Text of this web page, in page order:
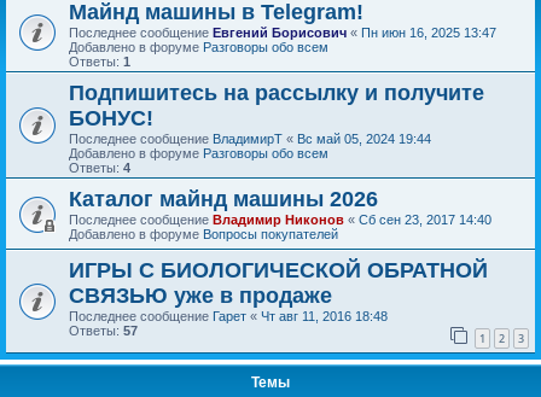
Майнд машины в Telegram!
Последнее сообщение Евгений Борисович « Пн июн 16, 2025 13:47
Добавлено в форуме Разговоры обо всем
Ответы: 1
Подпишитесь на рассылку и получите
БОНУС!
Последнее сообщение ВладимирТ « Вс май 05, 2024 19:44
Добавлено в форуме Разговоры обо всем
Ответы: 4
Каталог майнд машины 2026
Последнее сообщение Владимир Никонов « Сб сен 23, 2017 14:40
Добавлено в форуме Вопросы покупателей
ИГРЫ С БИОЛОГИЧЕСКОЙ ОБРАТНОЙ
СВЯЗЬЮ уже в продаже
Последнее сообщение Гарет « Чт авг 11, 2016 18:48
Ответы: 57 1 2 3
Темы